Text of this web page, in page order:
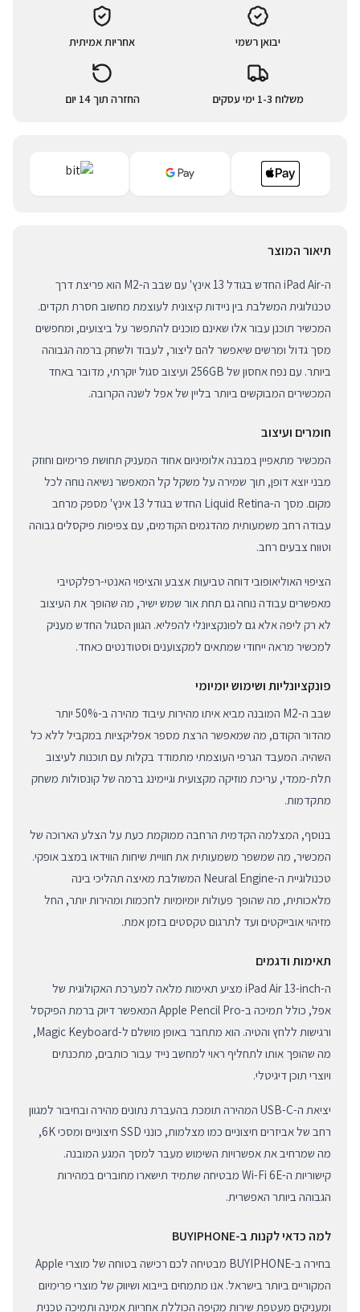
יבואן רשמי אחריות אמיתית
משלוח 1-3 ימי עסקים החזרה תוך 14 יום
תיאור המוצר
ה-iPad Air החדש בגודל 13 אינץ' עם שבב ה-M2 הוא פריצת דרך
טכנולוגית המשלבת בין ניידות קיצונית לעוצמת מחשוב חסרת תקדים.
המכשיר תוכנן עבור אלו שאינם מוכנים להתפשר על ביצועים, ומחפשים
מסך גדול ומרשים שיאפשר להם ליצור, לעבוד ולשחק ברמה הגבוהה
ביותר. עם נפח אחסון של 256GB ועיצוב סגול יוקרתי, מדובר באחד
המכשירים המבוקשים ביותר בליין של אפל לשנה הקרובה.
חומרים ועיצוב
המכשיר מתאפיין במבנה אלומיניום אחוד המעניק תחושת פרימיום וחוזק
מבני יוצא דופן, תוך שמירה על משקל קל המאפשר נשיאה נוחה לכל
מקום. מסך ה-Liquid Retina החדש בגודל 13 אינץ' מספק מרחב
עבודה רחב משמעותית מהדגמים הקודמים, עם צפיפות פיקסלים גבוהה
וטווח צבעים רחב.
הציפוי האוליאופובי דוחה טביעות אצבע והציפוי האנטי-רפלקטיבי
מאפשרים עבודה נוחה גם תחת אור שמש ישיר, מה שהופך את העיצוב
לא רק ליפה אלא גם לפונקציונלי להפליא. הגוון הסגול החדש מעניק
למכשיר מראה ייחודי שמתאים למקצוענים וסטודנטים כאחד.
פונקציונליות ושימוש יומיומי
שבב ה-M2 המובנה מביא איתו מהירות עיבוד מהירה ב-50% יותר
מהדור הקודם, מה שמאפשר הרצת מספר אפליקציות במקביל ללא כל
השהיה. המעבד הגרפי העוצמתי מתמודד בקלות עם תוכנות לעיצוב
תלת-ממדי, עריכת מוזיקה מקצועית וגיימינג ברמה של קונסולות משחק
מתקדמות.
בנוסף, המצלמה הקדמית הרחבה ממוקמת כעת על הצלע הארוכה של
המכשיר, מה שמשפר משמעותית את חוויית שיחות הווידאו במצב אופקי.
טכנולוגיית ה-Neural Engine המשולבת מאיצה תהליכי בינה
מלאכותית, מה שהופך פעולות יומיומיות לחכמות ומהירות יותר, החל
מזיהוי אובייקטים ועד לתרגום טקסטים בזמן אמת.
תאימות ודגמים
ה-iPad Air 13-inch מציע תאימות מלאה למערכת האקולוגית של
אפל, כולל תמיכה ב-Apple Pencil Pro המאפשר דיוק ברמת הפיקסל
ורגישות ללחץ והטיה. הוא מתחבר באופן מושלם ל-Magic Keyboard,
מה שהופך אותו לתחליף ראוי למחשב נייד עבור כותבים, מתכנתים
ויוצרי תוכן דיגיטלי.
יציאת ה-USB-C המהירה תומכת בהעברת נתונים מהירה ובחיבור למגוון
רחב של אביזרים חיצוניים כמו מצלמות, כונני SSD חיצוניים ומסכי 6K,
מה שמרחיב את אפשרויות השימוש מעבר למסך המגע המובנה.
קישוריות ה-Wi-Fi 6E מבטיחה שתמיד תישארו מחוברים במהירות
הגבוהה ביותר האפשרית.
למה כדאי לקנות ב-BUYIPHONE
בחירה ב-BUYIPHONE מבטיחה לכם רכישה בטוחה של מוצרי Apple
המקוריים ביותר בישראל. אנו מתמחים בייבוא ושיווק של מוצרי פרימיום
ומעניקים מעטפת שירות מקיפה הכוללת אחריות אמינה ותמיכה טכנית